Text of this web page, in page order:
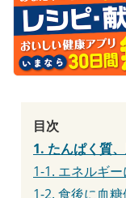
目次
1. たんぱく質
1-1. エネルギ
1-2. 食後に血